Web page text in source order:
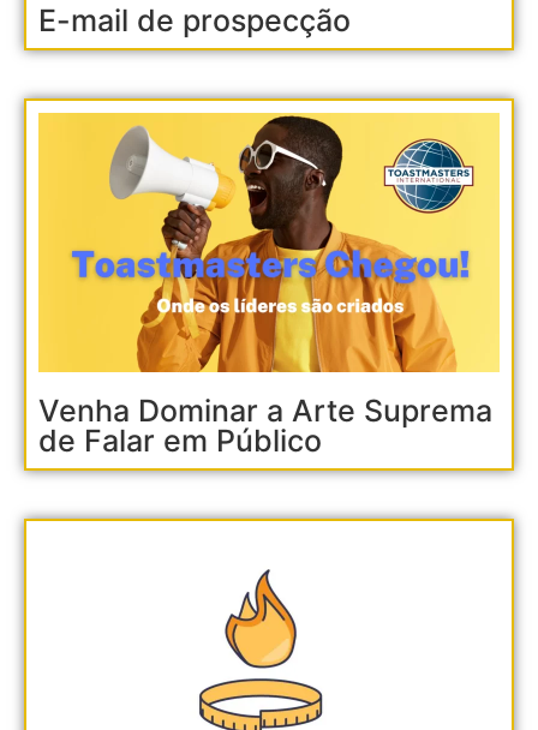
E-mail de prospecção
Venha Dominar a Arte Suprema
de Falar em Público